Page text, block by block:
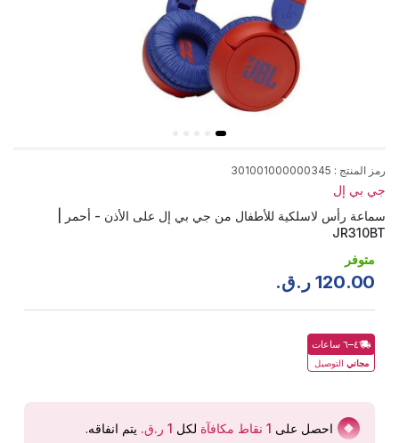
رمز المنتج :
301001000000345
جي بي إل
سماعة رأس لاسلكية للأطفال من جي بي إل على الأذن - أحمر |
JR310BT
متوفر
120.00 ر.ق.
٤–٦ ساعات
مجاني التوصيل
احصل على 1 نقاط مكافآة لكل يتم انفاقه.